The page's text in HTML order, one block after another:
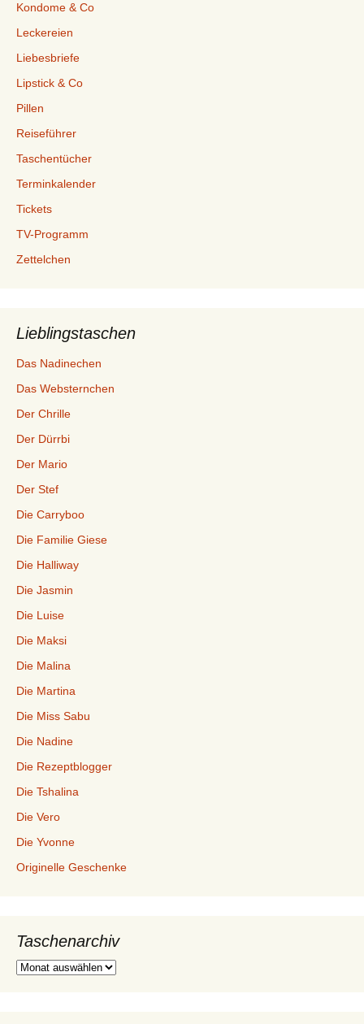
Kondome & Co
Leckereien
Liebesbriefe
Lipstick & Co
Pillen
Reiseführer
Taschentücher
Terminkalender
Tickets
TV-Programm
Zettelchen
Lieblingstaschen
Das Nadinechen
Das Websternchen
Der Chrille
Der Dürrbi
Der Mario
Der Stef
Die Carryboo
Die Familie Giese
Die Halliway
Die Jasmin
Die Luise
Die Maksi
Die Malina
Die Martina
Die Miss Sabu
Die Nadine
Die Rezeptblogger
Die Tshalina
Die Vero
Die Yvonne
Originelle Geschenke
Taschenarchiv
Taschenarchiv